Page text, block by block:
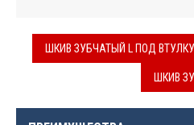
ШКИВ ЗУБЧАТЫЙ L ПОД ВТУЛКУ
ШКИВ